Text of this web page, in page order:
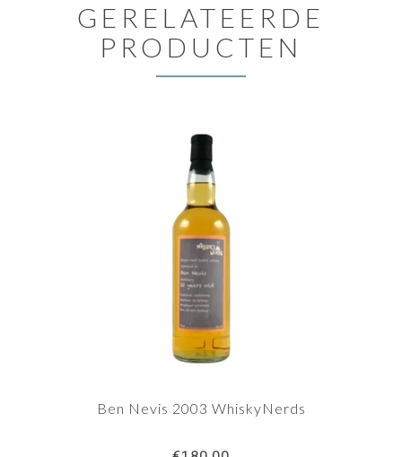
GERELATEERDE
PRODUCTEN
Ben Nevis 2003 WhiskyNerds